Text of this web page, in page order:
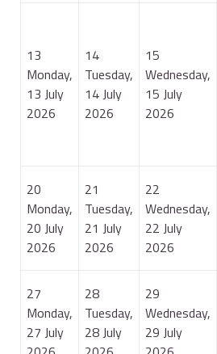
13
Monday,
13 July
2026
14
Tuesday,
14 July
2026
15
Wednesday,
15 July
2026
20
Monday,
20 July
2026
21
Tuesday,
21 July
2026
22
Wednesday,
22 July
2026
27
Monday,
27 July
28
Tuesday,
28 July
29
Wednesday,
29 July